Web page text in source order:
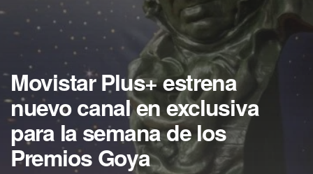
Movistar Plus+ estrena
nuevo canal en exclusiva
para la semana de los
Premios Goya